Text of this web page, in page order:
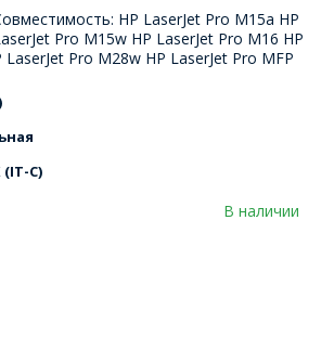
HP LaserJet Pro M15a HP
Pro M15w HP LaserJet Pro M16 HP
Pro M28w HP LaserJet Pro MFP
C)
В наличии